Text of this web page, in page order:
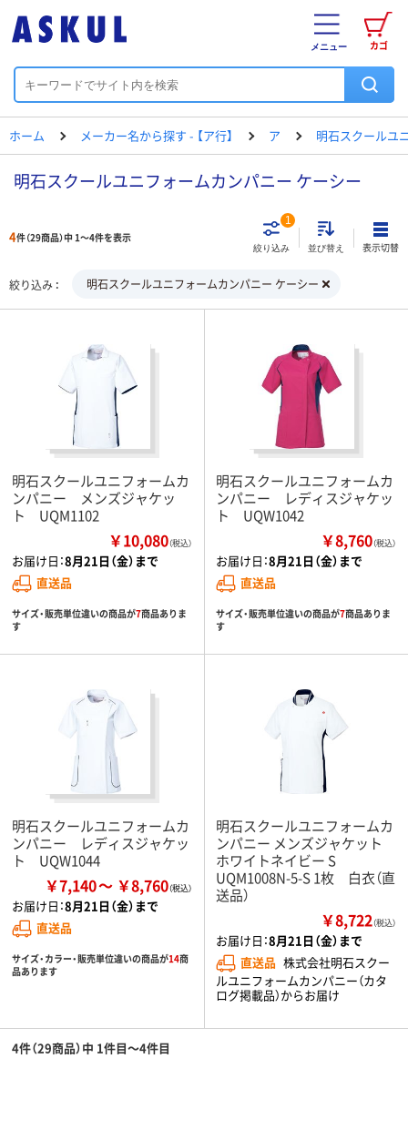
カゴ
メニュー
ホーム メーカー名から探す - 【ア行】 ア 明石スクールユ
明石スクールユニフォームカンパニー ケーシー
4件（29商品）中 1～4件を表示
絞り込み
1
並び替え 表示切替
絞り込み 明石スクールユニフォームカンパニー ケーシー
明石スクールユニフォームカ
ンパニー メンズジャケッ
ト UQM1102
￥10,080（税込）
お届け日：8月21日（金）まで
直送品
サイズ・販売単位違いの商品が7商品ありま
す
明石スクールユニフォームカ
ンパニー レディスジャケッ
ト UQW1042
￥8,760（税込）
お届け日：8月21日（金）まで
直送品
サイズ・販売単位違いの商品が7商品ありま
す
明石スクールユニフォームカ
ンパニー レディスジャケッ
ト UQW1044
￥7,140 ￥8,760
お届け日：8月21日（金）まで
直送品
サイズ・カラー・販売単位違いの商品が14商
品あります
明石スクールユニフォームカ
ンパニー メンズジャケット
ホワイトネイビー S
UQM1008N-5-S 1枚 白衣（直
送品）
￥8,722（税込）
お届け日：8月21日（金）まで
直送品 株式会社明石スクー
ルユニフォームカンパニー（カタ
ログ掲載品）からお届け
4件（29商品）中 1件目～4件目